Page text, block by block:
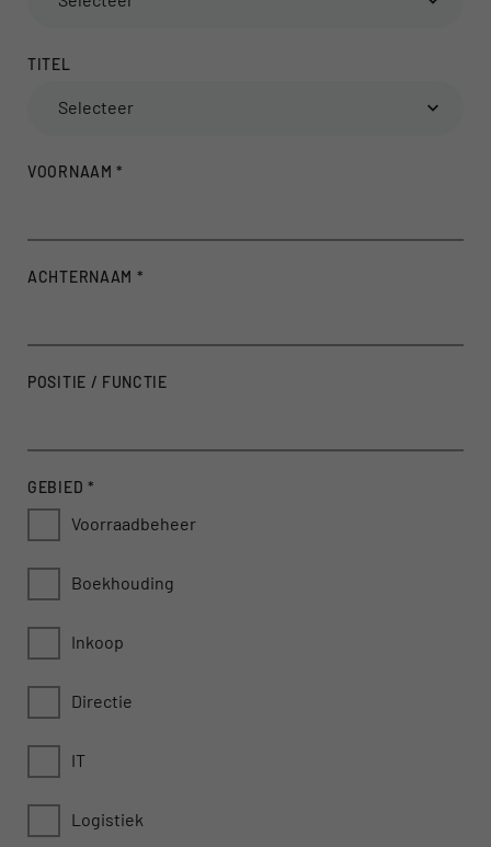
TITEL
Selecteer
VOORNAAM*
ACHTERNAAM *
POSITIE / FUNCTIE
GEBIED *
Voorraadbeheer
Boekhouding
Inkoop
Directie
IT
Logistiek